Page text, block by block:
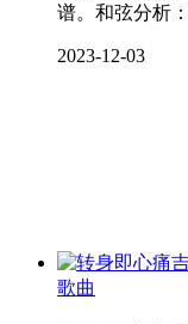
谱。和弦分析
2023-12-03
歌曲